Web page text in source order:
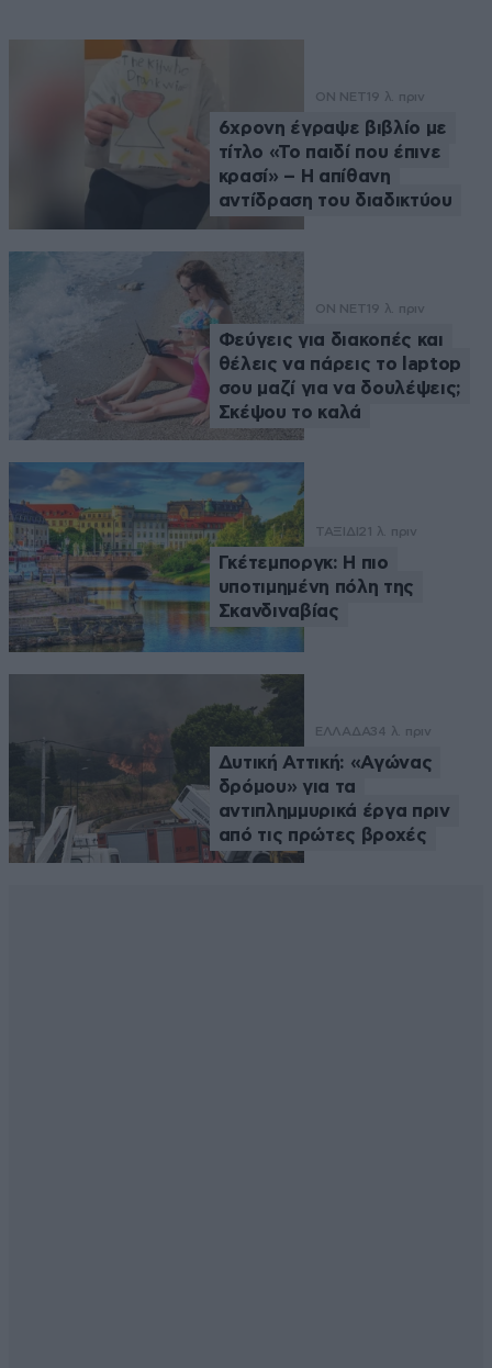
ON NET 19 λ. πριν
6χρονη έγραψε βιβλίο με
τίτλο «Το παιδί που έπινε
κρασί» – Η απίθανη
αντίδραση του διαδικτύου
ON NET 19 λ. πριν
Φεύγεις για διακοπές και
θέλεις να πάρεις το laptop
σου μαζί για να δουλέψεις;
Σκέψου το καλά
ΤΑΞΙΔΙ21 λ. πριν
Γκέτεμποργκ: Η πιο
υποτιμημένη πόλη της
Σκανδιναβίας
ΕΛΛΑΔΑ34 λ. πριν
Δυτική Αττική: «Αγώνας
δρόμου» για τα
αντιπλημμυρικά έργα πριν
από τις πρώτες βροχές